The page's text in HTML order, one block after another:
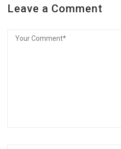
Leave a Comment